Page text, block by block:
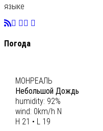
языке
Погода
МОНРЕАЛЬ
Небольшой Дождь
humidity: 92%
wind: 0km/h N
H 21 • L 19